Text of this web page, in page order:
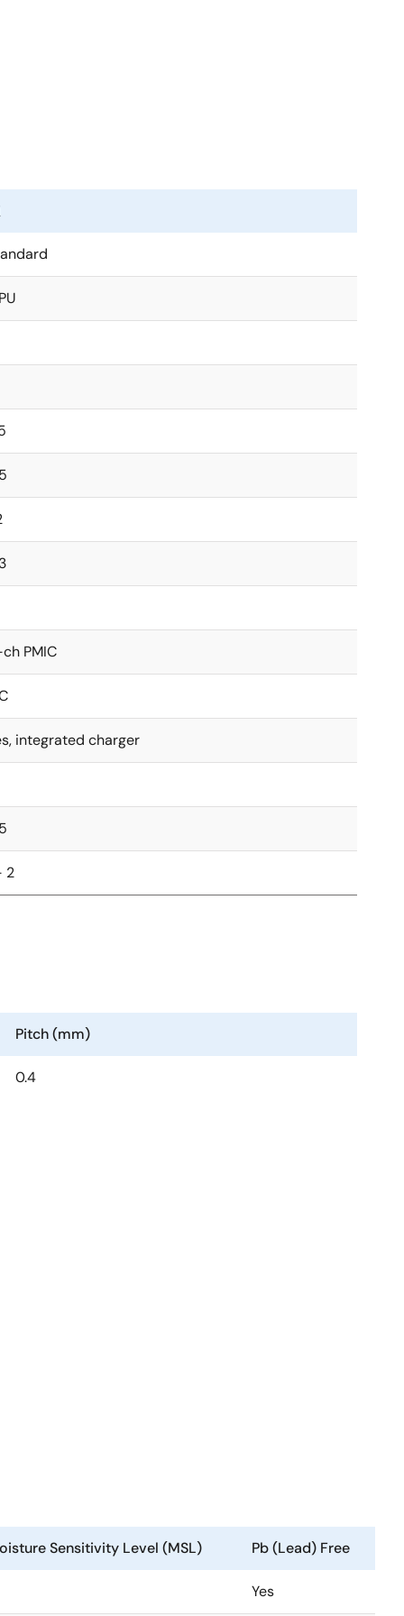
した、高集積、コンフィギュラブル、低自己消費
きます。内蔵の高効率昇圧レギュレータは、幅広い
トウェアでプログラム可能で、スタンドアロン動作
す。
とができます。
可能
PMIC
integrated charger
2
Pitch (mm)
0.4
Sensitivity Level (MSL) Pb (Lead) Free
Yes